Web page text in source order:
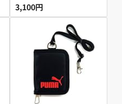
ワレット 1133248 (ブラック
(BK)/ブラック)
3,100円